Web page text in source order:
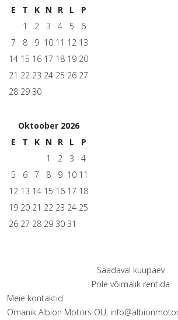
E
T K N R L
P
1
2 3 4 5
6
7
8 9 10 11 12 13
14 15 16 17 18 19 20
21 22 23 24 25 26 27
28 29 30
Oktoober 2026
E
T K N R L
P
1
2 3
4
5
6 7 8 9 10 11
12 13 14 15 16 17 18
19 20 21 22 23 24 25
26 27 28 29 30 31
Saadaval kuupäev
Pole võimalik rentida
Meie kontaktid
Omanik Albion Motors OÜ,